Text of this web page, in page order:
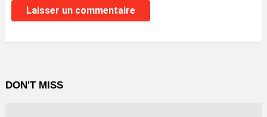
DON'T MISS